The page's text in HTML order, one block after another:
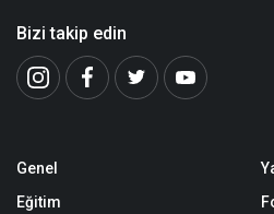
Bizi takip edin
Genel
Eğitim